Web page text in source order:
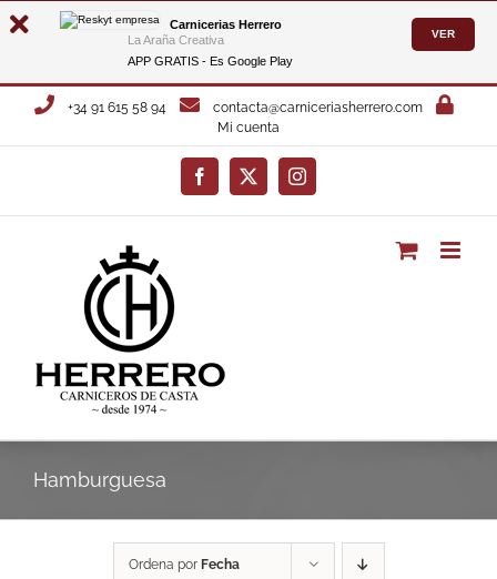
Carnicerias Herrero
La Araña Creativa
APP GRATIS - Es Google Play
VER
Saltar
+34 91 615 58 94
contacta@carniceriasherrero.com
Mi cuenta
Facebook
X Instagram
Hamburguesa
Ordena por Fecha